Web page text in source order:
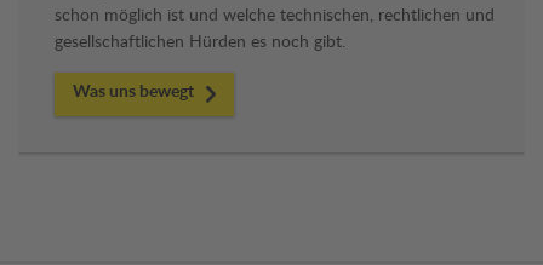
schon möglich ist und welche technischen, rechtlichen und
gesellschaftlichen Hürden es noch gibt.
Was uns bewegt